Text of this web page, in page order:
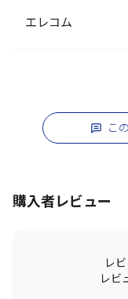
エレコム
こ
購入者レビュー
レ
レビ